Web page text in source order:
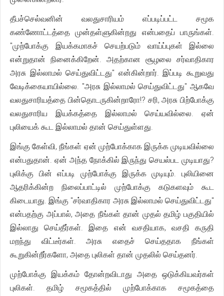
தீபச்செல்வனின் வலதுசாரியம் எப்படிப்பட்ட சமூக
கண்ணோட்டத்தை முன்தள்ளுகின்றது என்பதைப் பாருங்கள்.
"முற்போக்கு இயக்கமாகச் செயற்படும் வாய்ப்புகள் இல்லை
என்றுதான் நினைக்கிறேன். அதற்கான சூழலை சர்வாதிகார
அரசு இல்லாமல் செய்துவிட்டது" என்கின்றார். இப்படி கூறுவது
வேடிக்கையாயில்லை. "அரசு இல்லாமல் செய்துவிட்டது" ஆகவே
வலதுசாரியத்தை பின்தொடருகின்றாரோ!? சரி, அரசு பிற்போக்கு
வலதுசாரிய இயக்கத்தை இல்லாமல் செய்யவில்லை. ஏன்
புலியைக் கூட இல்லாமல் தான் செய்துள்ளது.
இங்கு கேள்வி, நீங்கள் ஏன் முற்போக்காக இருக்க முடியவில்லை
என்பதுதான். ஏன் அந்த நோக்கில் இருந்து செயல்பட முடியாது?
புலிக்கு பின் எப்படி முற்போக்கு இருக்க முடியும். புலியினை
ஆதரிக்கின்ற நிலைப்பாட்டில் முற்போக்கு கடுகளவும் கூட
கிடையாது. இங்கு "சர்வாதிகார அரசு இல்லாமல் செய்துவிட்டது"
என்பதற்கு அப்பால், அதை நீங்கள் தான் முதல் தமிழ் பகுதியில்
இல்லாது செய்தீர்கள். இதை என் வசதியாக, வசதி கருதி
மறந்து விட்டீர்கள். அரசு எதைச் செய்ததாக நீங்கள்
கூறுகின்றீர்களோ, அதை புலிகள் தான் முதலில் செய்தனர்.
முற்போக்கு இயக்கம் தோன்றவிடாது அதை ஒடுக்கியவர்கள்
புலிகள். தமிழ் சமூகத்தில் முற்போக்காக சமூகத்தை